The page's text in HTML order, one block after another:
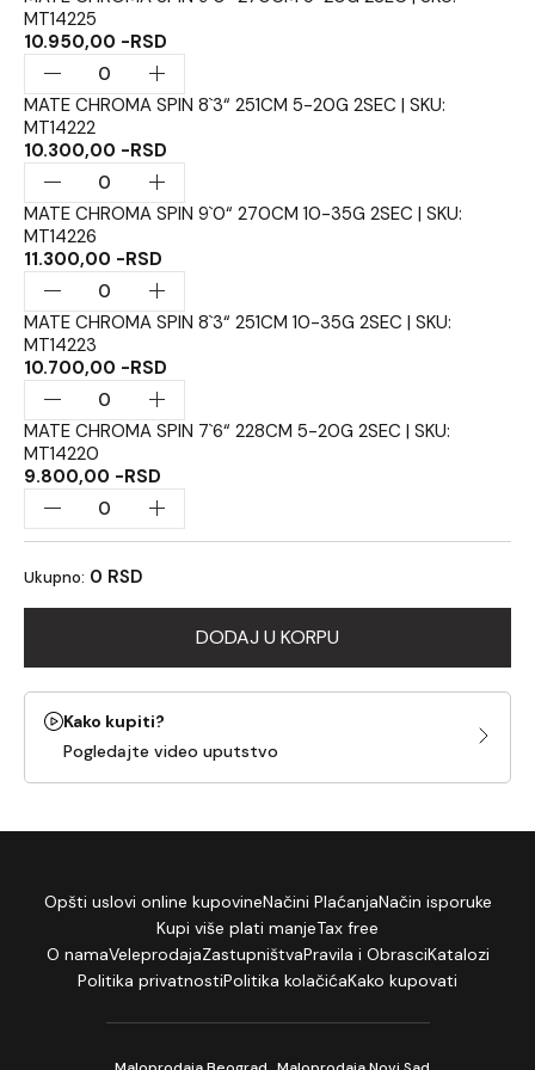
MT14225
10.950,00 -RSD
MATE CHROMA SPIN 8`3“ 251CM 5-20G 2SEC | SKU:
MT14222
10.300,00 -RSD
MATE CHROMA SPIN 9`0“ 270CM 10-35G 2SEC | SKU:
MT14226
11.300,00 -RSD
MATE CHROMA SPIN 8`3“ 251CM 10-35G 2SEC | SKU:
MT14223
10.700,00 -RSD
MATE CHROMA SPIN 7`6“ 228CM 5-20G 2SEC | SKU:
MT14220
9.800,00 -RSD
Ukupno: 0 RSD
DODAJ U KORPU
Kako kupiti?
Pogledajte video uputstvo
Opšti uslovi online kupovineNačini PlaćanjaNačin isporuke
Kupi više plati manjeTax free
O namaVeleprodajaZastupništvaPravila i ObrasciKatalozi
Politika privatnostiPolitika kolačićaKako kupovati